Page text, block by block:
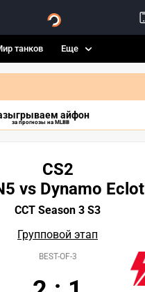
танков Еще
айфон
за прогнозы на MLBB
CS2
vs Dynamo Eclot
CCT Season 3 S3
Групповой этап
BEST-OF-3